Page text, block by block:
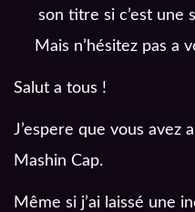
son titre si c’est une
Mais n’hésitez pas a
Salut a tous !
J’espere que vous avez
Mashin Cap.
Même si j’ai laissé une